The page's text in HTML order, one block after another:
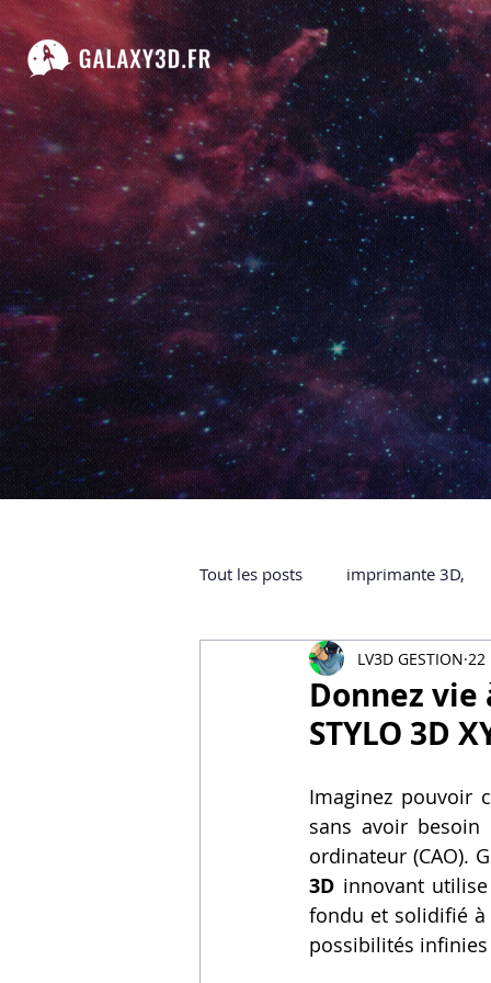
Tout les posts imprimante 3D,
impression 3D à la demande
ARTILLERY 3D
certifiée QUALIOPI Refaire
Creality Hi combo Artillery
Donnez
STYLO 3D
LV3D GESTION 22
Imaginez pouvoir
sans avoir
ordinateur (CAO).
3D innovant
fondu et solidifié à
possibilités